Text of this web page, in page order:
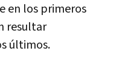
en los primeros
resultar
últimos.